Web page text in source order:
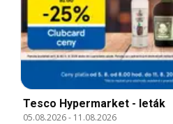
Tesco Hypermarket - leták
05.08.2026- 11.08.2026